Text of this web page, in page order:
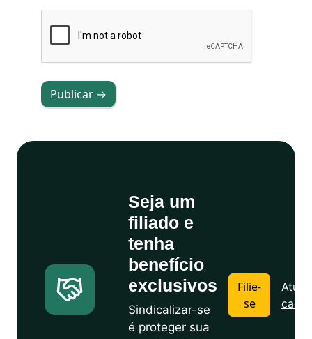
Publicar →
Seja um
filiado e
tenha
benefício
exclusivos
Sindicalizar-se
é proteger sua
Filie-
se